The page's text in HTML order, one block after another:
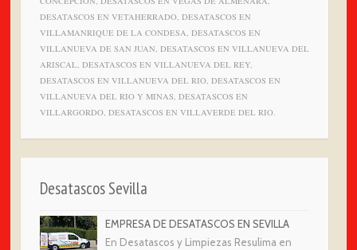
DESATASCOS EN VETAHERRADO, DESATASCOS EN
VILLAMANRIQUE DE LA CONDESA, DESATASCOS EN
VILLANUEVA DE SAN JUAN, DESATASCOS EN VILLANUEVA DEL
ARISCAL, DESATASCOS EN VILLANUEVA DEL REY,
DESATASCOS EN VILLANUEVA DEL RIO, DESATASCOS EN
VILLANUEVA DEL RIO Y MINAS, DESATASCOS EN
VILLARGORDO, DESATASCOS EN VILLAVERDE DEL RIO.
Desatascos Sevilla
EMPRESA DE DESATASCOS EN SEVILLA
En Desatascos y Limpiezas Resulima en